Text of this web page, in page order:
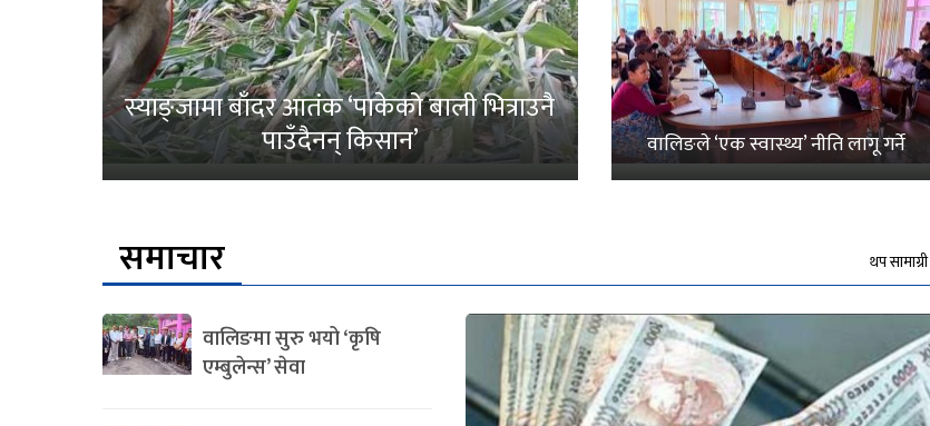
स्याङ्जामा बाँदर आतंक ‘पाकेको बाली भित्राउनै
पाउँदैनन् किसान’ वालिङले ‘एक स्वास्थ्य’ नीति लागू गर्ने
समाचार थप सामाग्री
वालिङमा सुरु भयो ‘कृषि
एम्बुलेन्स’ सेवा